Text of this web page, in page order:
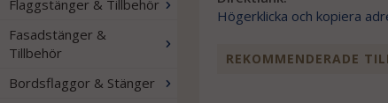
Flaggstänger & Tillbehör
Fasadstänger &
Tillbehör
Bordsflaggor & Stänger
Högerklicka och kopiera
REKOMMENDERADE